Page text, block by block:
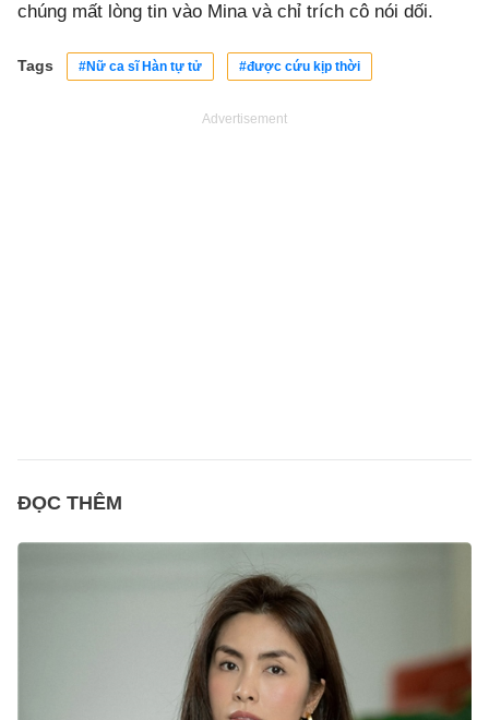
chúng mất lòng tin vào Mina và chỉ trích cô nói dối.
Tags #Nữ ca sĩ Hàn tự tử #được cứu kịp thời
Advertisement
ĐỌC THÊM